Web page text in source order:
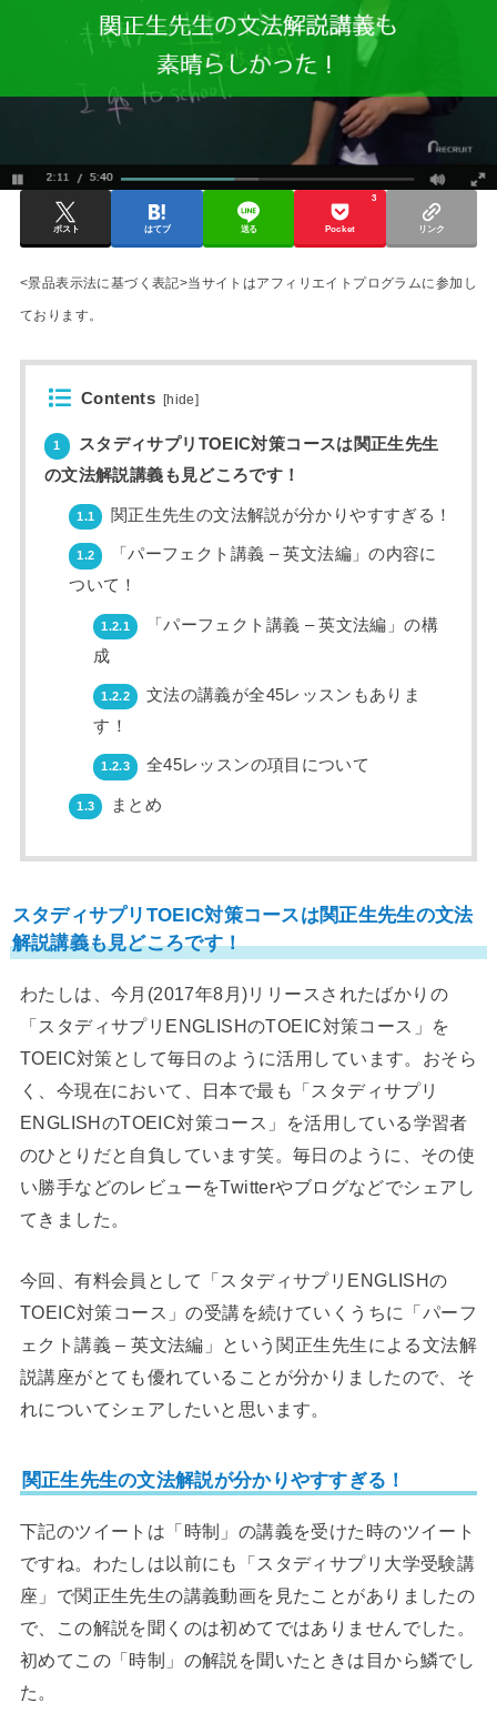
ポスト はてブ 送る Pocket
3
リンク
<景品表示法に基づく表記>当サイトはアフィリエイトプログラムに参加し
ております。
Contents [hide]
1
スタディサプリTOEIC対策コースは関正生先生
の文法解説講義も見どころです！
1.1 関正生先生の文法解説が分かりやすすぎる！
1.2
「パーフェクト講義 – 英文法編」の内容に
ついて！
1.2.1
「パーフェクト講義 – 英文法編」の構
成
1.2.2
文法の講義が全45レッスンもありま
す！
1.2.3 全45レッスンの項目について
1.3 まとめ
スタディサプリTOEIC対策コースは関正生先生の文法
解説講義も見どころです！
わたしは、今月(2017年8月)リリースされたばかりの
「スタディサプリENGLISHのTOEIC対策コース」を
TOEIC対策として毎日のように活用しています。おそら
く、今現在において、日本で最も「スタディサプリ
ENGLISHのTOEIC対策コース」を活用している学習者
のひとりだと自負しています笑。毎日のように、その使
い勝手などのレビューをTwitterやブログなどでシェアし
てきました。
今回、有料会員として「スタディサプリENGLISHの
TOEIC対策コース」の受講を続けていくうちに「パーフ
ェクト講義 – 英文法編」という関正生先生による文法解
説講座がとても優れていることが分かりましたので、そ
れについてシェアしたいと思います。
関正生先生の文法解説が分かりやすすぎる！
下記のツイートは「時制」の講義を受けた時のツイート
ですね。わたしは以前にも「スタディサプリ大学受験講
座」で関正生先生の講義動画を見たことがありましたの
で、この解説を聞くのは初めてではありませんでした。
初めてこの「時制」の解説を聞いたときは目から鱗でし
た。